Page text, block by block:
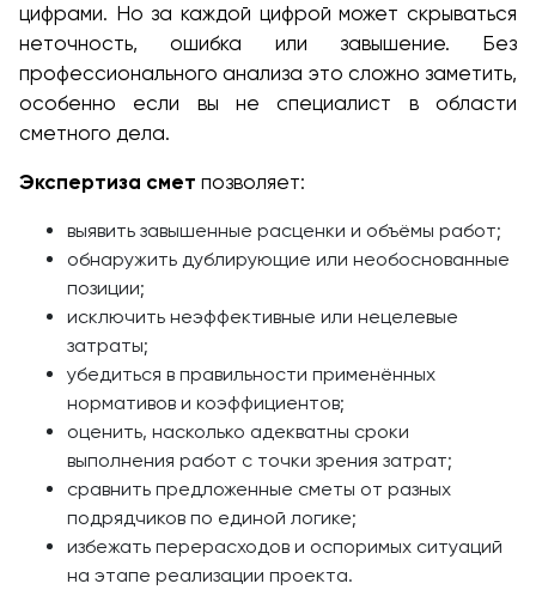
цифрами. Но за каждой цифрой может скрываться
неточность, ошибка или завышение. Без
профессионального анализа это сложно заметить,
особенно если вы не специалист в области
сметного дела.
Экспертиза смет позволяет:
выявить завышенные расценки и объёмы работ;
обнаружить дублирующие или необоснованные
позиции;
исключить неэффективные или нецелевые
затраты;
убедиться в правильности применённых
нормативов и коэффициентов;
оценить, насколько адекватны сроки
выполнения работ с точки зрения затрат;
сравнить предложенные сметы от разных
подрядчиков по единой логике;
избежать перерасходов и оспоримых ситуаций
на этапе реализации проекта.